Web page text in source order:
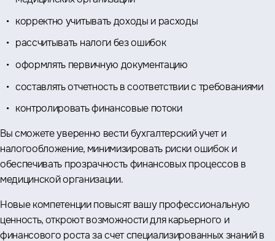
корректно учитывать доходы и расходы
рассчитывать налоги без ошибок
оформлять первичную документацию
составлять отчетность в соответствии с требованиями
контролировать финансовые потоки
Вы сможете уверенно вести бухгалтерский учет и
налогообложение, минимизировать риски ошибок и
обеспечивать прозрачность финансовых процессов в
медицинской организации.
Новые компетенции повысят вашу профессиональную
ценность, откроют возможности для карьерного и
финансового роста за счет специализированных знаний в